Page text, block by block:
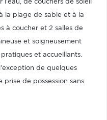
de couchers de soleil
la plage de sable et à la
à coucher et 2 salles de
et soigneusement
et accueillants.
de quelques
de possession sans